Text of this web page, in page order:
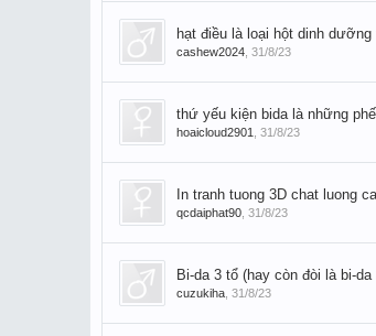
hạt điều là loại hột dinh
cashew2024 31/8/23
thứ yếu kiện bida là những
hoaicloud2901 31/8/23
In tranh tuong 3D chat luong
qcdaiphat90 31/8/23
Bi-da 3 tổ (hay còn đòi là bi-da
cuzukiha 31/8/23